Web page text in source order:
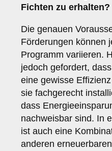
Fichten zu erhalten?
Die genauen
Förderungen können
Programm variieren.
jedoch gefordert,
eine gewisse
sie fachgerecht
dass
nachweisbar sind. In
ist auch eine
anderen